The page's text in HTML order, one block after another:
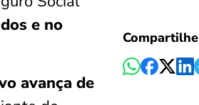
e no
avança de
Compartilhe